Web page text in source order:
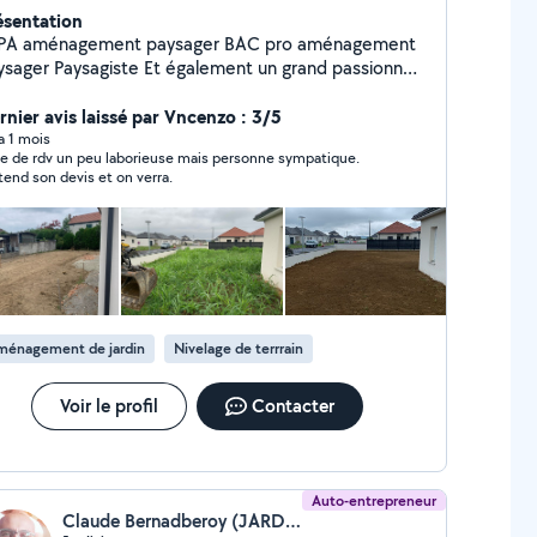
aménagement paysager BAC pro aménagement
Et également un grand passionné
dans votre jardin ainsi que tout type de
Paiement en CESU.
avis laissé par Vncenzo : 3/5
1 mois
de rdv un peu laborieuse mais personne sympatique.
son devis et on verra.
de jardin Nivelage de terrrain
Voir le profil Contacter
Auto-entrepreneur
Claude Bernadberoy (JARDIVERS)